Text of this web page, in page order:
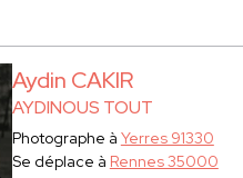
Aydin CAKIR
AYDINOUS TOUT
Photographe à Yerres 91330
Se déplace à Rennes 35000